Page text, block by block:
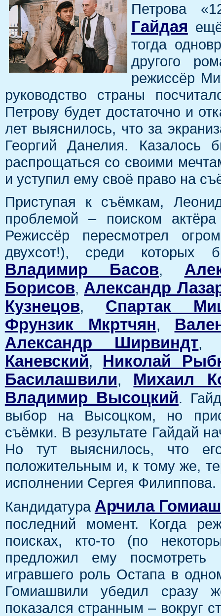
Петрова
Гайдая
тогда
другого
режиссёр
руководство страны
Петрову будет достаточно и
лет выяснилось, что за
Георгий Данелия.
распрощаться со своими
и уступил ему своё право на
Приступая к съёмкам,
проблемой – поиском
Режиссёр пересмотрел
двухсот!), среди которых
Владимир Басов,
Борисов, Александр
Кузнецов, Спартак
Фрунзик Мкртчян,
Александр Ширвиндт
Каневский, Николай
Басилашвили, Михаил
Владимир Высоцкий.
выбор на Высоцком, но
съёмки. В результате Гайдай
Но тут выяснилось, что
положительным и, к тому же,
исполнении Сергея Филиппова.
Кандидатура Арчила
последний момент. Когда
поисках, кто-то (по
предложил ему посмотреть
игравшего роль Остапа в
Гомиашвили убедил сразу
показался странным – вокруг